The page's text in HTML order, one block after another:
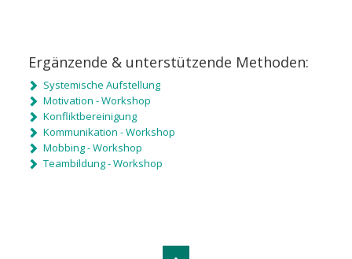
Ergänzende & unterstützende Methoden:
Systemische Aufstellung
Motivation - Workshop
Konfliktbereinigung
Kommunikation - Workshop
Mobbing - Workshop
Teambildung - Workshop